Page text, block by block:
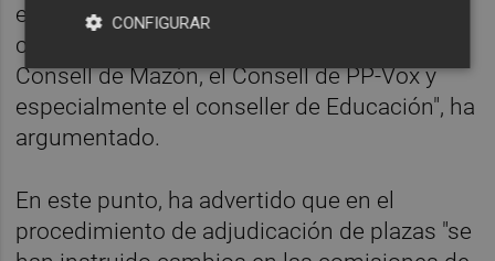
es la falta de solvencia y la falta de
capacidad para gestionar que tiene el
Consell de Mazón, el Consell de PP-Vox y
especialmente el conseller de Educación", ha
argumentado.
En este punto, ha advertido que en el
procedimiento de adjudicación de plazas "se
CONFIGURAR